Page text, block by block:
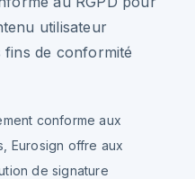
utilisateur
fins de conformité
conforme aux
Eurosign offre aux
de signature